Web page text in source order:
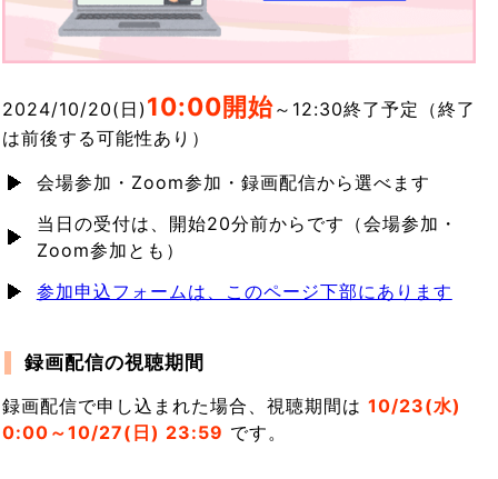
2024/10/20(日) 10:00開始～12:30終了予定（終了
は前後する可能性あり）
会場参加・Zoom参加・録画配信から選べます
当日の受付は、開始20分前からです（会場参加・
Zoom参加とも）
参加申込フォームは、このページ下部にあります
録画配信の視聴期間
録画配信で申し込まれた場合、視聴期間は10/23(水)
0:00～10/27(日) 23:59 です。